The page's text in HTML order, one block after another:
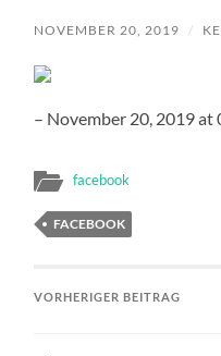
NOVEMBER 20, 2019 /
– November 20, 2019 at
facebook
FACEBOOK
VORHERIGER BEITRAG